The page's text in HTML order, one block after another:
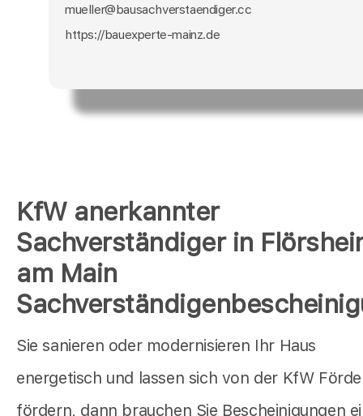
KfW anerkannter
Sachverständiger in
am Main
Sie sanieren oder modernisieren Ihr Haus
energetisch und lassen sich von der KfW
fördern, dann brauchen Sie Bescheinigungen
mueller@bausachverstaendiger.cc
https://bauexperte-mainz.de